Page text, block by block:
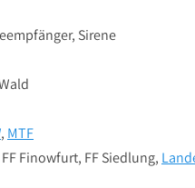
Sirene
, MTF
Finowfurt, FF Siedlung,